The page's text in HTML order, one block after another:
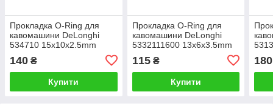
Прокладка O-Ring для
кавомашини DeLonghi
534710 15x10x2.5mm
140 ₴
Купити
Прокладка O-Ring для
кавомашини DeLonghi
5332111600 13x6x3.5mm
115₴
Купити
180